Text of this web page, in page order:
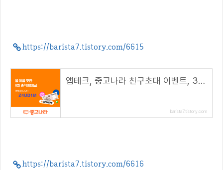
https://barista7.tistory.com/6615
앱테크, 중고나라 친구초대 이벤트, 3000M 적립( 추천 코드 : Z4UD1M )
barista7.tistory.com
https://barista7.tistory.com/6616